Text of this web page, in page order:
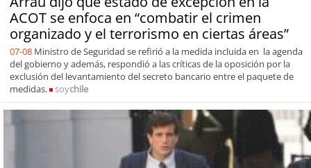
ACOT se enfoca en “combatir el crimen
organizado y el terrorismo en ciertas áreas”
07-08 Ministro de Seguridad se refirió a la medida incluida en la agenda
del gobierno y además, respondió a las críticas de la oposición por la
exclusión del levantamiento del secreto bancario entre el paquete de
medidas.
soychile